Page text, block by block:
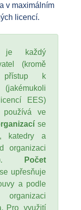
v maximálním
licencí.
každý
(kromě
přístup k
EES)
používá ve
se
katedry a
organizaci
Počet
se upřesňuje
a podle
Pro využití